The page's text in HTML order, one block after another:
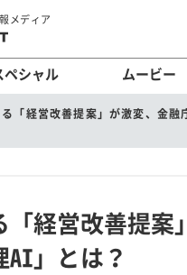
メディア
ペシャル ムービー
「経営改善提案」が激変、金融
「経営改善提案
AI」とは？